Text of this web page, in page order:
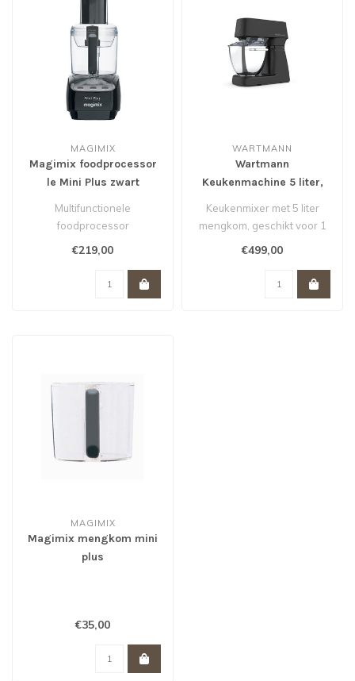
MAGIMIX
Magimix foodprocessor
le Mini Plus zwart
Multifunctionele
foodprocessor
400 Watt vermogen
Zeer st..
€219,00
WARTMANN
Wartmann
Keukenmachine 5 liter,
Keukenmixer met 5 liter
mengkom, geschikt voor 1
kg brooddeeg
€499,00
MAGIMIX
Magimix mengkom mini
plus
€35,00